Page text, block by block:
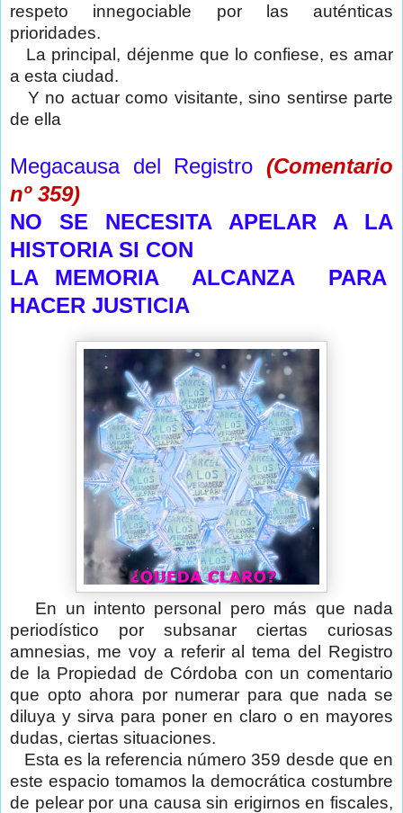
respeto innegociable por las auténticas
prioridades.
La principal, déjenme que lo confiese, es amar
a esta ciudad.
Y no actuar como visitante, sino sentirse parte
de ella
Megacausa del Registro (Comentario
nº 359)
NO SE NECESITA APELAR A LA
HISTORIA SI CON
LA MEMORIA ALCANZA PARA
HACER JUSTICIA
En un intento personal pero más que nada
periodístico por subsanar ciertas curiosas
amnesias, me voy a referir al tema del Registro
de la Propiedad de Córdoba con un comentario
que opto ahora por numerar para que nada se
diluya y sirva para poner en claro o en mayores
dudas, ciertas situaciones.
Esta es la referencia número 359 desde que en
este espacio tomamos la democrática costumbre
de pelear por una causa sin erigirnos en fiscales,